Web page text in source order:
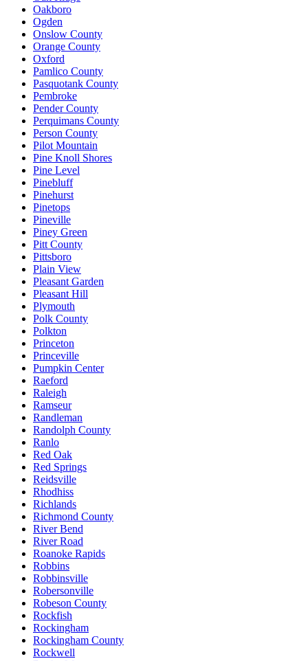
Oakboro
Ogden
Onslow County
Orange County
Oxford
Pamlico County
Pasquotank County
Pembroke
Pender County
Perquimans County
Person County
Pilot Mountain
Pine Knoll Shores
Pine Level
Pinebluff
Pinehurst
Pinetops
Pineville
Piney Green
Pitt County
Pittsboro
Plain View
Pleasant Garden
Pleasant Hill
Plymouth
Polk County
Polkton
Princeton
Princeville
Pumpkin Center
Raeford
Raleigh
Ramseur
Randleman
Randolph County
Ranlo
Red Oak
Red Springs
Reidsville
Rhodhiss
Richlands
Richmond County
River Bend
River Road
Roanoke Rapids
Robbins
Robbinsville
Robersonville
Robeson County
Rockfish
Rockingham
Rockingham County
Rockwell